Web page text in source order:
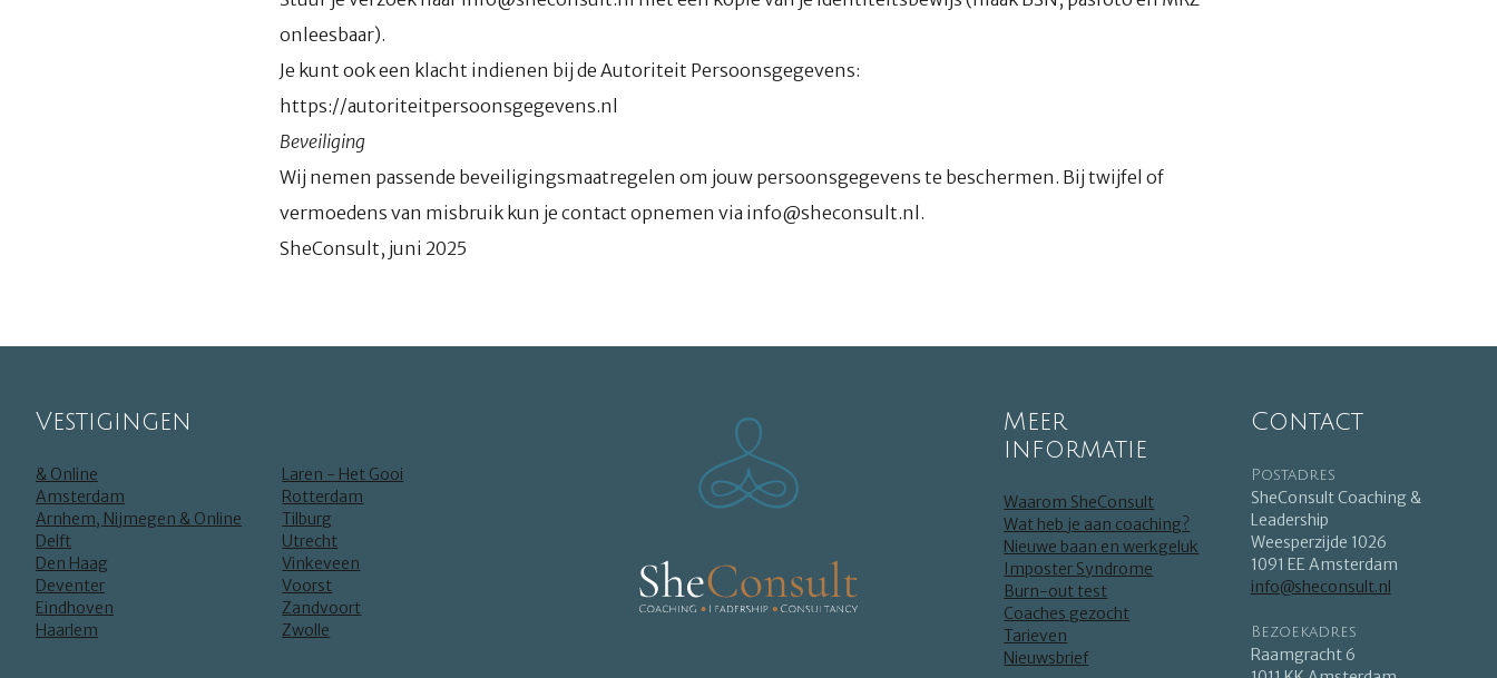
onleesbaar).
Je kunt ook een klacht indienen bij de Autoriteit Persoonsgegevens:
https://autoriteitpersoonsgegevens.nl
Beveiliging
Wij nemen passende beveiligingsmaatregelen om jouw persoonsgegevens te beschermen. Bij twijfel of
vermoedens van misbruik kun je contact opnemen via info@sheconsult.nl.
SheConsult, juni 2025
Vestigingen
& Online
Amsterdam
Arnhem, Nijmegen & Online
Delft
Den Haag
Deventer
Eindhoven
Haarlem
Laren - Het Gooi
Rotterdam
Tilburg
Utrecht
Vinkeveen
Voorst
Zandvoort
Zwolle
Meer
informatie
Waarom SheConsult
Wat heb je aan coaching?
Nieuwe baan en werkgeluk
Imposter Syndrome
Burn-out test
Coaches gezocht
Tarieven
Nieuwsbrief
Contact
Postadres
SheConsult Coaching &
Leadership
Weesperzijde 1026
1091 EE Amsterdam
info@sheconsult.nl
Bezoekadres
Raamgracht 6